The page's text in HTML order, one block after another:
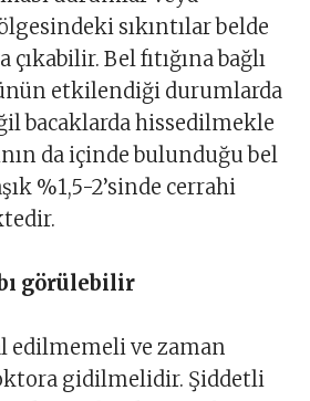
sıkıntılar belde
Bel fıtığına bağlı
etkilendiği durumlarda
bacaklarda hissedilmekle
da içinde bulunduğu bel
%1,5-2’sinde cerrahi
görülebilir
edilmemeli ve zaman
gidilmelidir. Şiddetli